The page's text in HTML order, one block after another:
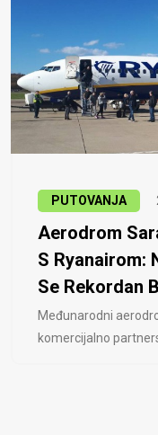
PUTOVANJA
Aerodrom
S Ryanairom:
Se Rekordan
Međunarodni
komercijalno